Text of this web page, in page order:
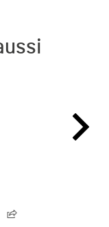
crédit sur